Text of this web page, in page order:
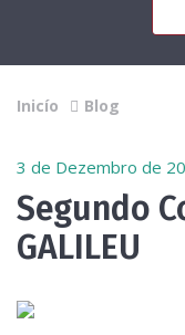
Inicío Blog
3 de Dezembro de
Segundo
GALILEU